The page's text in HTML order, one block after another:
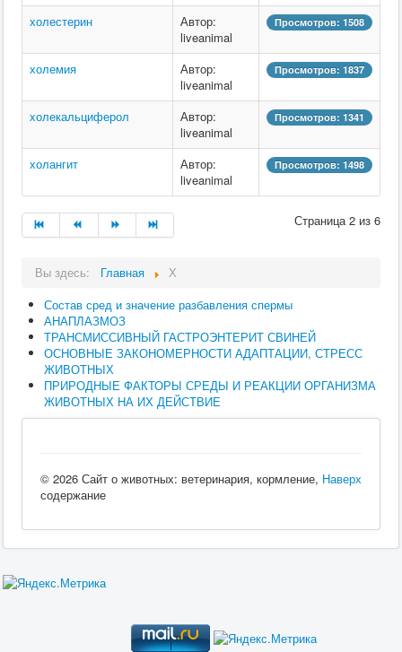
холестерин
Автор:
liveanimal
Просмотров: 1508
холемия
Автор:
liveanimal
Просмотров: 1837
холекальциферол
Автор:
liveanimal
Просмотров: 1341
холангит
Автор:
liveanimal
Просмотров: 1498
Страница 2 из 6
Вы здесь: Главная
Х
Состав сред и значение разбавления спермы
АНАПЛАЗМОЗ
ТРАНСМИССИВНЫЙ ГАСТРОЭНТЕРИТ СВИНЕЙ
ОСНОВНЫЕ ЗАКОНОМЕРНОСТИ АДАПТАЦИИ, СТРЕСС
ЖИВОТНЫХ
ПРИРОДНЫЕ ФАКТОРЫ СРЕДЫ И РЕАКЦИИ ОРГАНИЗМА
ЖИВОТНЫХ НА ИХ ДЕЙСТВИЕ
Наверх
© 2026 Сайт о животных: ветеринария, кормление,
содержание